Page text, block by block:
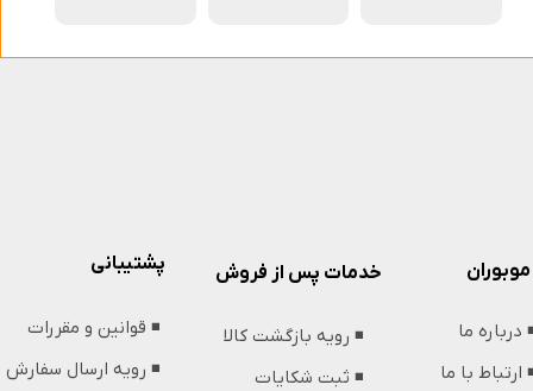
پشتیبانی
◾️ قوانین و مقررات
◾️ رویه ارسال سفارش
موبوران
درباره ما
ارتباط با ما
خدمات پس از فروش
◾️ رویه بازگشت کالا
◾️ ثبت شکایات